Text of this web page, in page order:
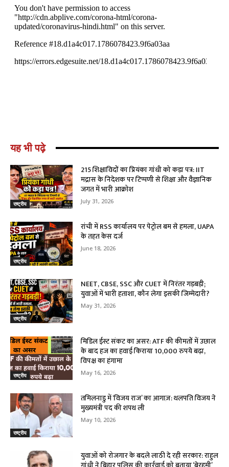
यह भी पढ़े
राष्ट्रीय
215 शिक्षाविदों का प्रियंका गांधी को कड़ा पत्र: IIT
मद्रास के निदेशक पर टिप्पणी से शिक्षा और वैज्ञानिक
जगत में भारी आक्रोश
July 31, 2026
राष्ट्रीय
रांची में RSS कार्यालय पर पेट्रोल बम से हमला, UAPA
के तहत केस दर्ज
June 18, 2026
राष्ट्रीय
NEET, CBSE, SSC और CUET में निरंतर गड़बड़ी;
युवाओं में भारी हताशा, कौन लेगा इसकी जिम्मेदारी?
May 31, 2026
राष्ट्रीय
मिडिल ईस्ट संकट का असर: ATF की कीमतों में उछाल
के बाद हज का हवाई किराया 10,000 रुपये बढ़ा,
विपक्ष का हंगामा
May 16, 2026
राष्ट्रीय
तमिलनाडु में ‘विजय राज’ का आगाज़: थलपति विजय ने
मुख्यमंत्री पद की शपथ ली
May 10, 2026
युवाओं को रोजगार के बदले लाठी दे रही सरकार: राहुल